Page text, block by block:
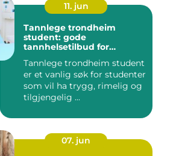
11. jun
Tannlege trondheim
student: gode
tannhelsetilbud for
Tannlege trondheim student
er et vanlig søk for studenter
som vil ha trygg, rimelig og
tilgjengelig ...
07. jun